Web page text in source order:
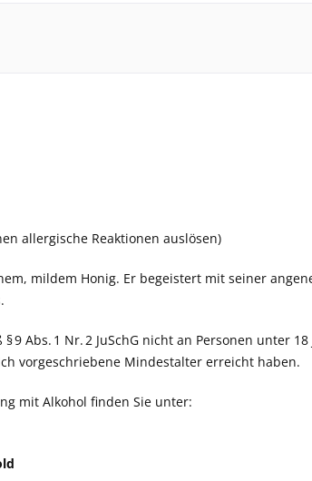
allergische Reaktionen auslösen)
mildem Honig. Er begeistert mit seiner
9 Abs. 1 Nr. 2 JuSchG nicht an Personen unter
vorgeschriebene Mindestalter erreicht haben.
mit Alkohol finden Sie unter: